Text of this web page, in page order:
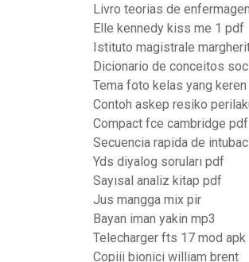
Livro teorias de
Elle kennedy kiss me 1 pdf
Istituto magistrale
Dicionario de conceitos
Tema foto kelas yang keren
Contoh askep resiko
Compact fce cambridge pdf
Secuencia rapida de
Yds diyalog soruları pdf
Sayısal analiz kitap pdf
Jus mangga mix pir
Bayan iman yakin mp3
Telecharger fts 17 mod apk
Copiii bionici william brent